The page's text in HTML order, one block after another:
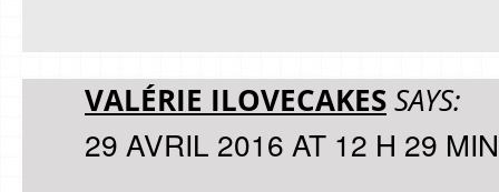
VALÉRIE ILOVECAKESSAYS:
29 AVRIL 2016 AT 12 H 29 MIN